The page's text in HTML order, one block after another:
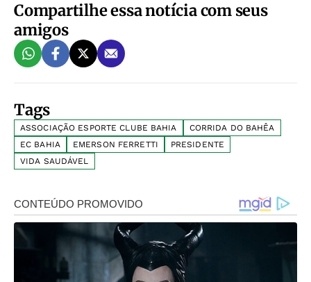
Compartilhe essa notícia com seus
amigos
Tags
ASSOCIAÇÃO ESPORTE CLUBE BAHIA
CORRIDA DO BAHÊA
EC BAHIA
EMERSON FERRETTI
PRESIDENTE
VIDA SAUDÁVEL